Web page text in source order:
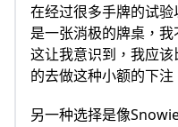
在经过很多手牌的试
是一张消极的牌桌，
这让我意识到，我应
的去做这种小额的下注
另一种选择是像